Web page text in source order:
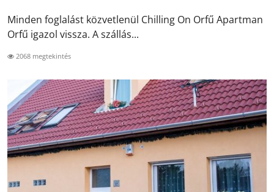
Minden foglalást közvetlenül Chilling On Orfű Apartman
Orfű igazol vissza. A szállás...
2068 megtekintés